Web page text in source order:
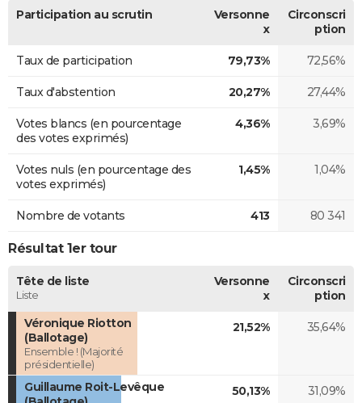
Participation au scrutin
Versonne
x
Circonscri
ption
Taux de participation 79,73% 72,56%
Taux d'abstention 20,27% 27,44%
Votes blancs (en pourcentage
des votes exprimés)
4,36% 3,69%
Votes nuls (en pourcentage des
votes exprimés)
1,45% 1,04%
Nombre de votants 413 80 341
Résultat 1er tour
Tête de liste
Liste
Versonne
x
Circonscri
ption
Véronique Riotton
(Ballotage)
Ensemble ! (Majorité
présidentielle)
21,52% 35,64%
Guillaume Roit-Levêque
50,13% 31,09%